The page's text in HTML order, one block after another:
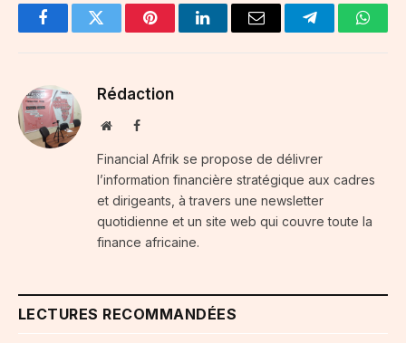
FacebookTwitter PinterestLinkedInEmail Telegram
Rédaction
WebsiteFacebook
Financial Afrik se propose de délivrer
l’information financière stratégique aux cadres
et dirigeants, à travers une newsletter
quotidienne et un site web qui couvre toute la
finance africaine.
LECTURES RECOMMANDÉES